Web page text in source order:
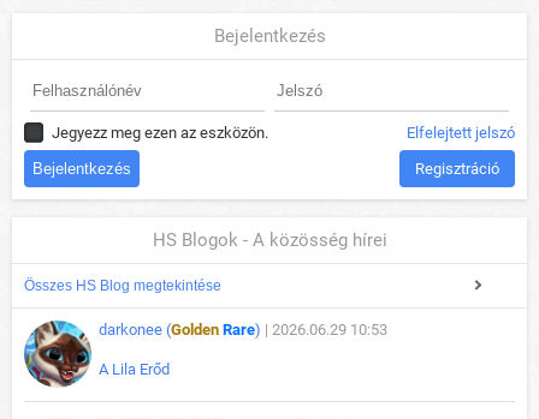
Bejelentkezés
Jegyezz meg ezen az eszközön. Elfelejtett jelszó
Regisztráció
HS Blogok - A közösség hírei
Összes HS Blog megtekintése
darkonee (Golden Rare) | 2026.06.29 10:53
A Lila Erőd